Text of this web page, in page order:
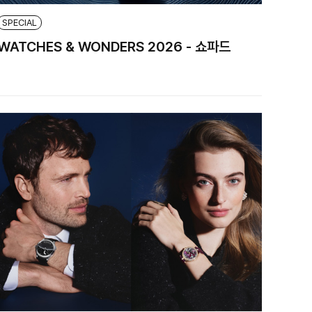
SPECIAL
& WONDERS 2026 - 쇼파드